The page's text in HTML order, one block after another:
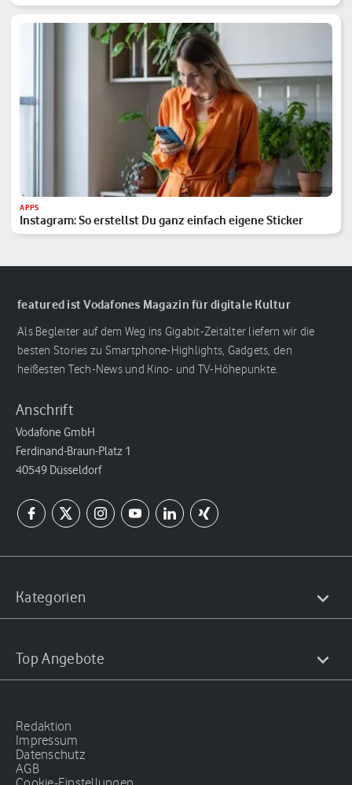
APPS
Instagram: So erstellst Du ganz einfach eigene Sticker
featured ist Vodafones Magazin für digitale Kultur
Als Begleiter auf dem Weg ins Gigabit-Zeitalter liefern wir die
besten Stories zu Smartphone-Highlights, Gadgets, den
heißesten Tech-News und Kino- und TV-Höhepunkte.
Anschrift
Vodafone GmbH
Ferdinand-Braun-Platz 1
40549 Düsseldorf
Kategorien
Top Angebote
Redaktion
Impressum
Datenschutz
AGB